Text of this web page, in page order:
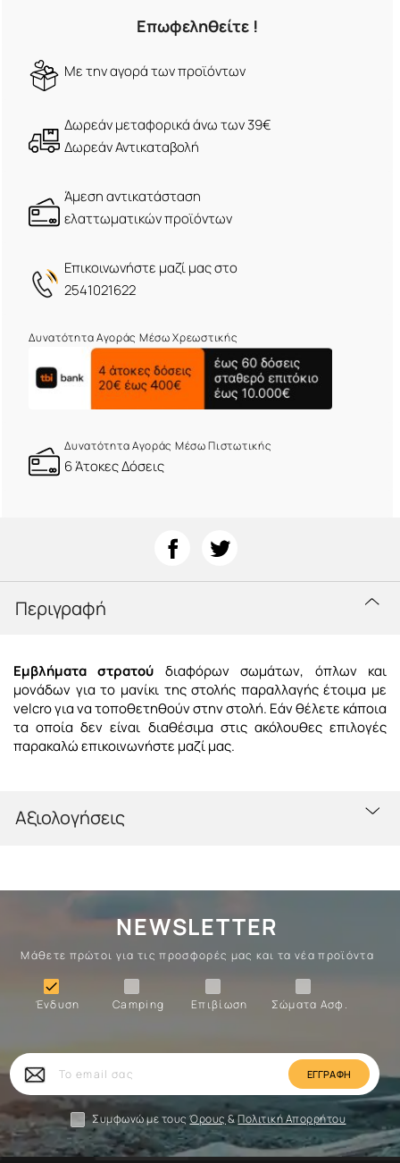
Επωφεληθείτε !
Mε την αγορά των προϊόντων
Δωρεάν μεταφορικά άνω των 39€
Δωρεάν Αντικαταβολή
Άμεση αντικατάσταση
ελαττωματικών προϊόντων
Eπικοινωνήστε μαζί μας στο
2541021622
Δυνατότητα Αγοράς Μέσω Χρεωστικής
Δυνατότητα Αγοράς Μέσω Πιστωτικής
6 Άτοκες Δόσεις
Περιγραφή
Εμβλήματα στρατού διαφόρων σωμάτων, όπλων και
μονάδων για το μανίκι της στολής παραλλαγής έτοιμα με
velcro για να τοποθετηθούν στην στολή. Εάν θέλετε κάποια
τα οποία δεν είναι διαθέσιμα στις ακόλουθες επιλογές
παρακαλώεπικοινωνήστε μαζί μας.
Αξιολογήσεις
NEWSLETTER
Μάθετε πρώτοι για τις προσφορές μας και τα νέα προϊόντα
Σώματα Ασφ.
Επιβίωση
Camping
Ένδυση

Ένδυση
Το
email
σας
Συμφωνώ με τουςΌρους &Πολιτική Απορρήτου